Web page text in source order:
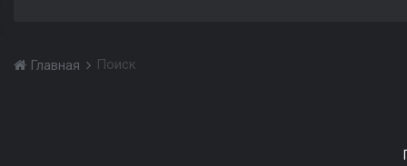
Главная Поиск